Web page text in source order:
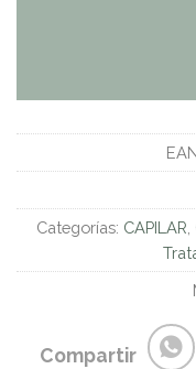
Categorías: CAPILAR
Compartir